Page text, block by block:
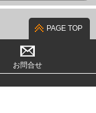
PAGE TOP
お問合せ